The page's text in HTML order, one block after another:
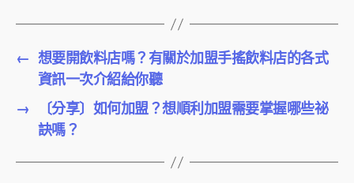
← 想要開飲料店嗎？有關於加盟手搖飲料店的各式
資訊一次介紹給你聽
→
〔分享〕如何加盟？想順利加盟需要掌握哪些祕
訣嗎？